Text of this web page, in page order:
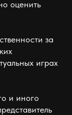
оценить
за
играх
и иного